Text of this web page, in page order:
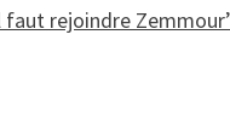
faut rejoindre